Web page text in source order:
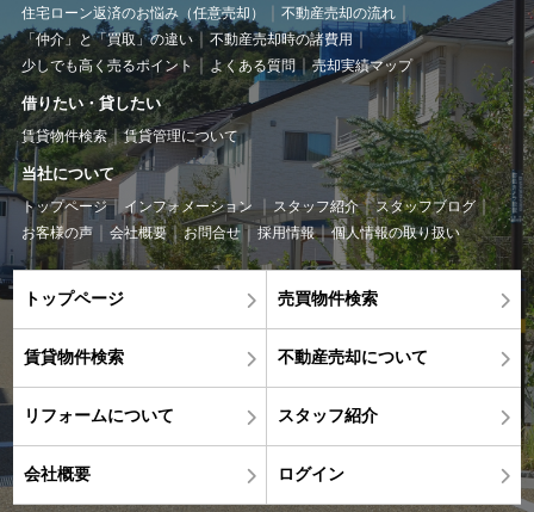
住宅ローン返済のお悩み（任意売却）
不動産売却の流れ
「仲介」と「買取」の違い
不動産売却時の諸費用
少しでも高く売るポイント
よくある質問 売却実績マップ
借りたい・貸したい
賃貸物件検索 賃貸管理について
当社について
トップページ インフォメーション スタッフ紹介
スタッフブログ
お客様の声
会社概要 お問合せ 採用情報 個人情報の取り扱い
トップページ 売買物件検索
賃貸物件検索 不動産売却について
リフォームについて スタッフ紹介
会社概要 ログイン